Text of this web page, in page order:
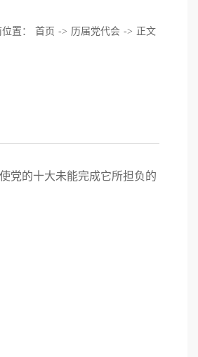
置： 首页 -> 历届党代会 -> 正文
党的十大未能完成它所担负的